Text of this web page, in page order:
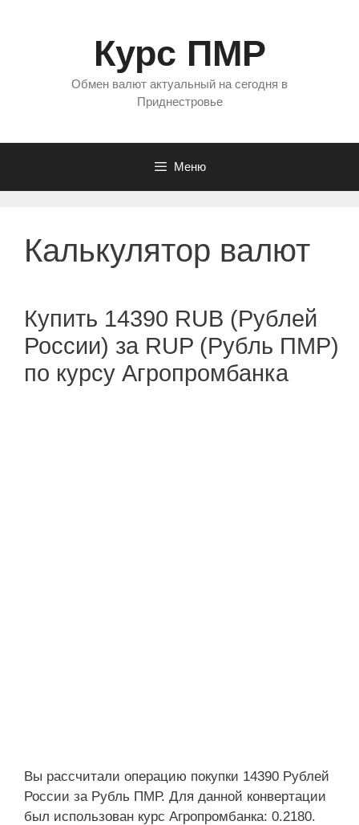
Курс ПМР
Обмен валют актуальный на сегодня в
Приднестровье
Меню
Калькулятор валют
Купить 14390 RUB (Рублей
России) за RUP (Рубль ПМР)
по курсу Агропромбанка
Вы рассчитали операцию покупки 14390 Рублей
России за Рубль ПМР. Для данной конвертации
был использован курс Агропромбанка: 0.2180.